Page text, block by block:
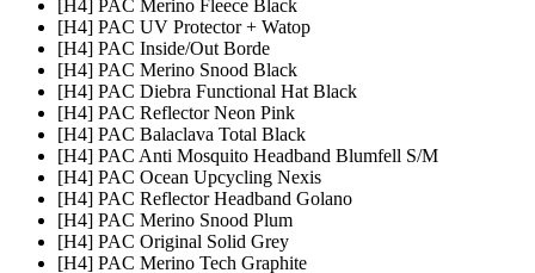
[H4] PAC Merino Fleece Black
[H4] PAC UV Protector + Watop
[H4] PAC Inside/Out Borde
[H4] PAC Merino Snood Black
[H4] PAC Diebra Functional Hat Black
[H4] PAC Reflector Neon Pink
[H4] PAC Balaclava Total Black
[H4] PAC Anti Mosquito Headband Blumfell S/M
[H4] PAC Ocean Upcycling Nexis
[H4] PAC Reflector Headband Golano
[H4] PAC Merino Snood Plum
[H4] PAC Original Solid Grey
[H4] PAC Merino Tech Graphite